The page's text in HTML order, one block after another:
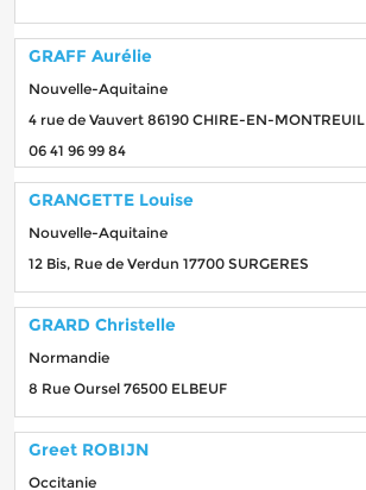
GRAFF Aurélie
Nouvelle-Aquitaine
4 rue de Vauvert 86190 CHIRE-EN-MONTREUIL
06 41 96 99 84
GRANGETTE Louise
Nouvelle-Aquitaine
12 Bis, Rue de Verdun 17700 SURGERES
GRARD Christelle
Normandie
8 Rue Oursel 76500 ELBEUF
Greet ROBIJN
Occitanie